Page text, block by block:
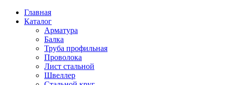
Главная
Каталог
Арматура
Балка
Труба профильная
Проволока
Лист стальной
Швеллер